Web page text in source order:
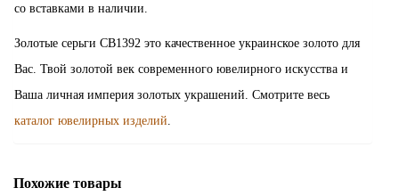
со вставками в наличии.
Золотые серьги СВ1392 это качественное украинское золото для
Вас. Твой золотой век современного ювелирного искусства и
Ваша личная империя золотых украшений. Смотрите весь
каталог ювелирных изделий
Похожие товары